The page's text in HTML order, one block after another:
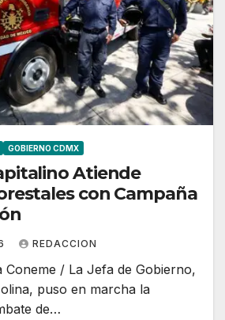
GOBIERNO CDMX
Atiende
con Campaña
REDACCION
Coneme / La Jefa de Gobierno,
puso en marcha la
de…